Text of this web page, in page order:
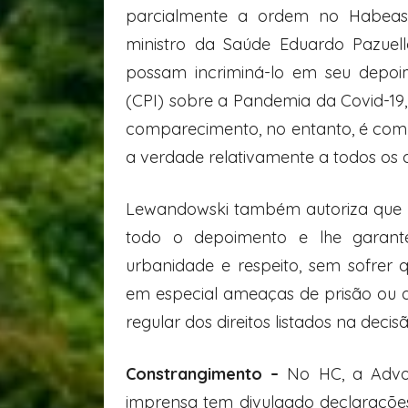
parcialmente a ordem no
ministro da Saúde Eduardo
possam incriminá-lo em seu
(CPI) sobre a Pandemia da Covid-
comparecimento, no entanto, é
a verdade relativamente a todos os
Lewandowski também autoriza
todo o depoimento e lhe
urbanidade e respeito, sem sofrer
em especial ameaças de prisão ou
regular dos direitos listados na
Constrangimento – No HC, a
imprensa tem divulgado